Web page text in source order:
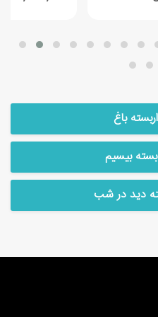
باغ
بیسیم
دید در شب